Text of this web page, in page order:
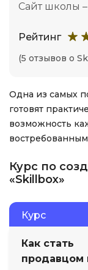
Сайт школы –
Рейтинг
(5 отзывов о
Одна из самых
готовят
возможность
Курс по
«Skillbox»
Курс
Как стать
продавцом